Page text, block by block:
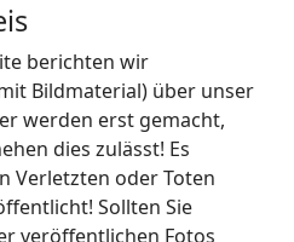
berichten wir
Bildmaterial) über unser
werden erst gemacht,
dies zulässt! Es
Verletzten oder Toten
Sollten Sie
veröffentlichen Fotos